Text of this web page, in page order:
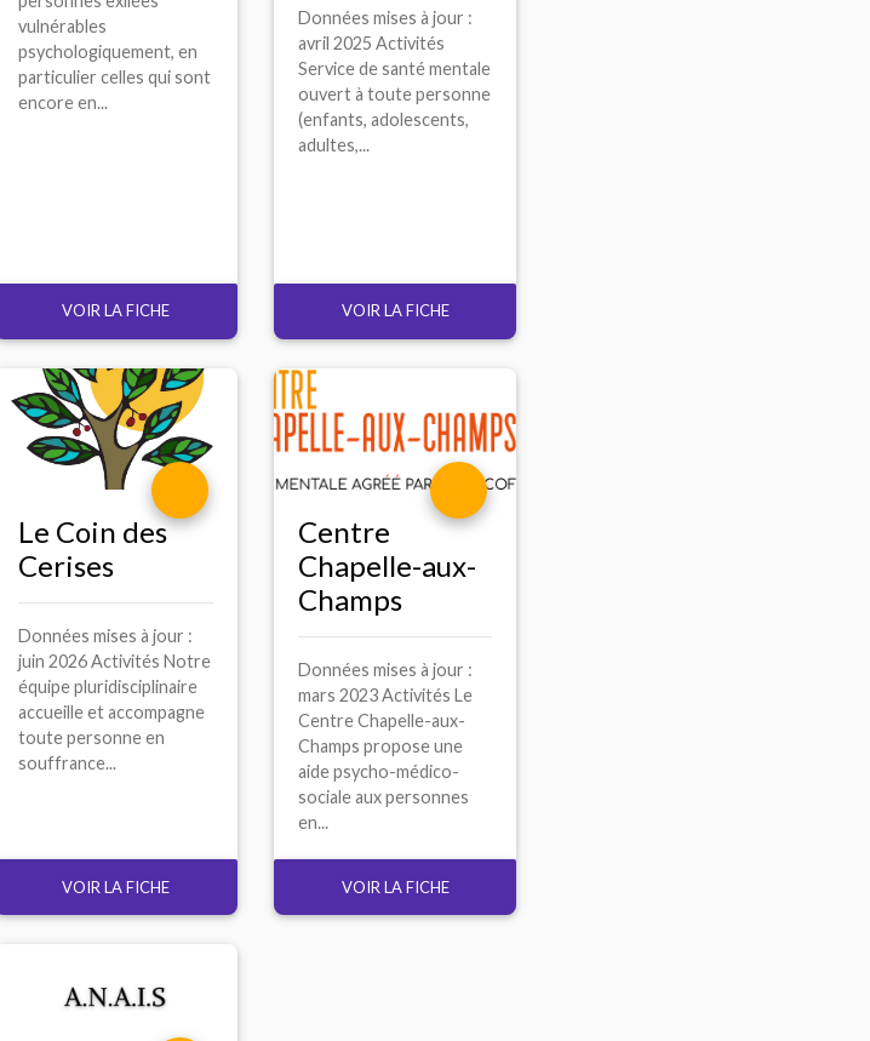
vulnérables
psychologiquement, en
particulier celles qui sont
encore en...
VOIR LA FICHE
Données mises à jour :
avril 2025 Activités
Service de santé mentale
ouvert à toute personne
(enfants, adolescents,
adultes,...
VOIR LA FICHE
Le Coin des
Cerises
Données mises à jour :
juin 2026 Activités Notre
équipe pluridisciplinaire
accueille et accompagne
toute personne en
souffrance...
VOIR LA FICHE
Centre
Chapelle-aux-
Champs
Données mises à jour :
mars 2023 Activités Le
Centre Chapelle-aux-
Champs propose une
aide psycho-médico-
sociale aux personnes
en...
VOIR LA FICHE